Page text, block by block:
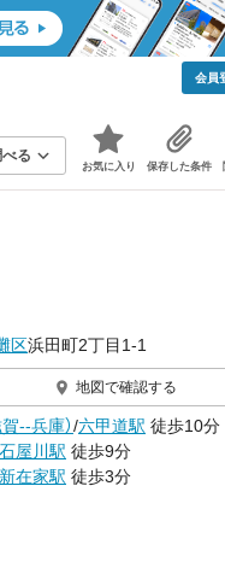
会員
る
お気に入り 保存した条件
区浜田町2丁目1-1
地図で確認する
--兵庫）/六甲道駅 徒歩10分
石屋川駅 徒歩9分
新在家駅 徒歩3分